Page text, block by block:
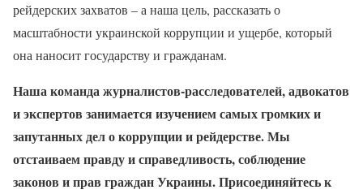
рейдерских захватов – а наша цель, рассказать о
масштабности украинской коррупции и ущербе, который
она наносит государству и гражданам.
Наша команда журналистов-расследователей, адвокатов
и экспертов занимается изучением самых громких и
запутанных дел о коррупции и рейдерстве. Мы
отстаиваем правду и справедливость, соблюдение
законов и прав граждан Украины. Присоединяйтесь к